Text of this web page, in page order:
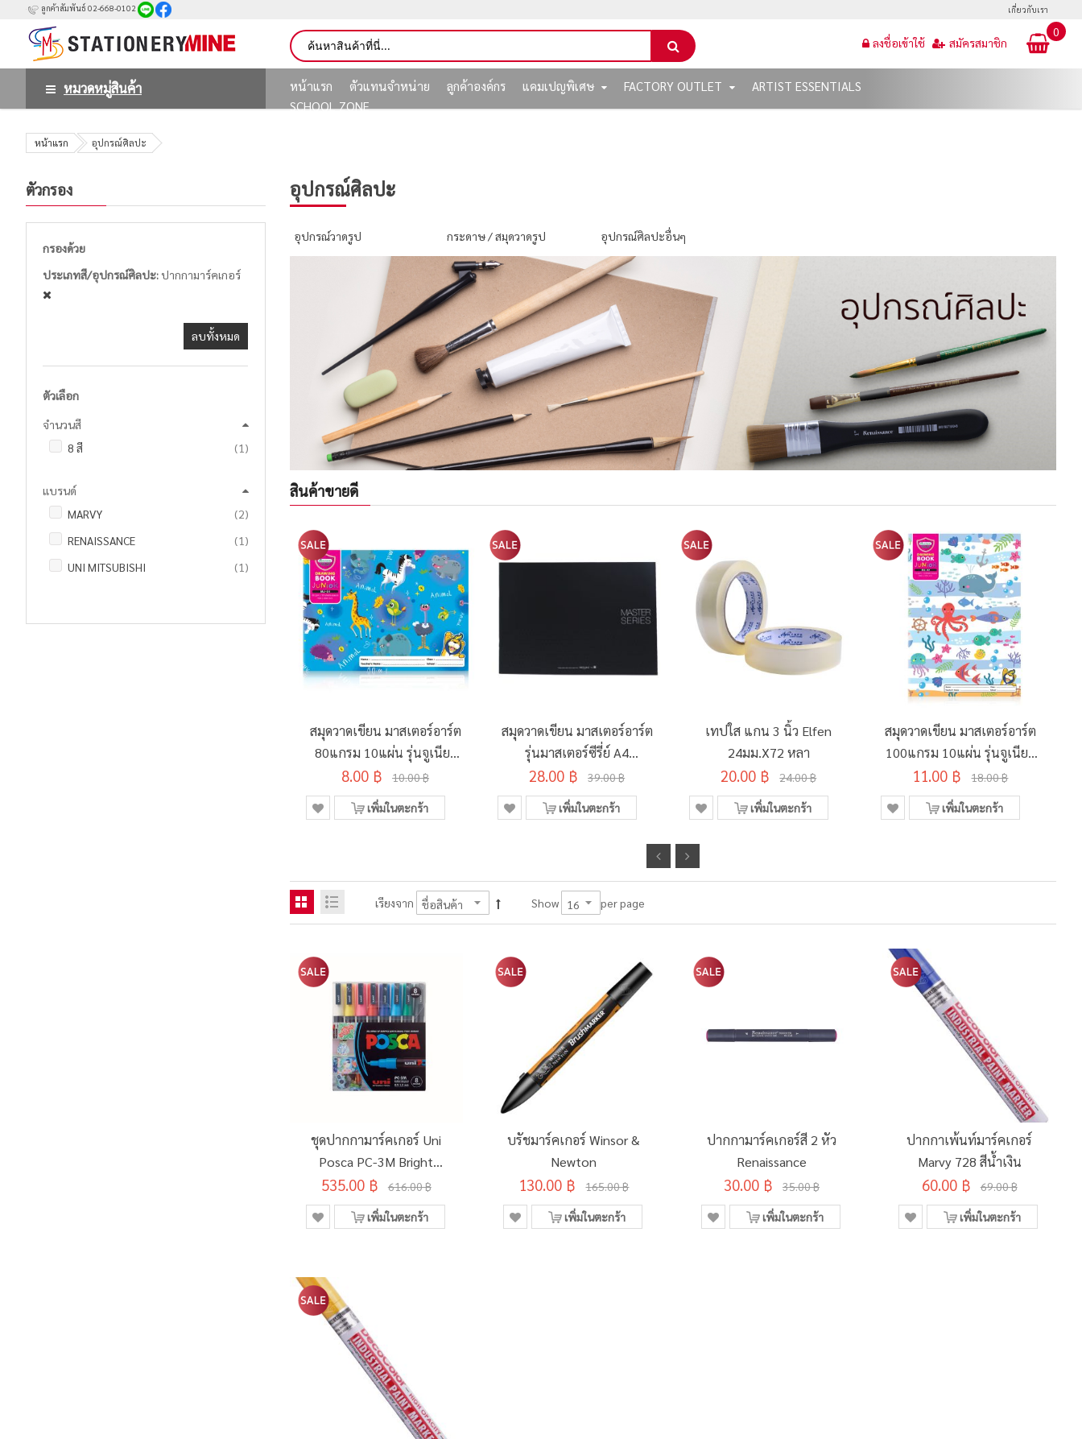
ลูกค้าสัมพันธ์ 02-668-0102 เกี่ยวกับเรา
0
ลงชื่อเข้าใช้ สมัครสมาชิก
หมวดหมู่สินค้า หน้าแรก ตัวแทนจำหน่าย ลูกค้าองค์กร แคมเปญพิเศษ FACTORY OUTLET
ARTIST ESSENTIALS
SCHOOL ZONE
หน้าแรก อุปกรณ์ศิลปะ
อุปกรณ์ศิลปะ
อุปกรณ์วาดรูป กระดาษ / สมุดวาดรูป อุปกรณ์ศิลปะอื่นๆ
สินค้าขายดี
สมุดวาดเขียน มาสเตอร์อาร์ต
80แกรม 10แผ่น รุ่นจูเนียร์
MJ-01 คละลาย 190x260มม.
8.00 ฿ 10.00 ฿
เพิ่มในตะกร้า
สมุดวาดเขียน มาสเตอร์อาร์ต
รุ่นมาสเตอร์ซีรี่ย์ A4
100แกรม 14แผ่น
28.00 ฿ 39.00 ฿
เพิ่มในตะกร้า
เทปใส แกน 3 นิ้ว Elfen
24มม.x72 หลา
20.00 ฿ 24.00 ฿
เพิ่มในตะกร้า
สมุดวาดเขียน มาสเตอร์อาร์ต
100แกรม 10แผ่น รุ่นจูเนียร์
MJ-02 คละลาย 260x375มม.
11.00 ฿ 18.00 ฿
เพิ่มในตะกร้า
เรียงจาก Show per page
ชุดปากกามาร์คเกอร์ Uni
Posca PC-3M Bright
Color 8 สี (อินเตอร์)
535.00 ฿ 616.00 ฿
เพิ่มในตะกร้า
บรัชมาร์คเกอร์ Winsor &
Newton
130.00 ฿ 165.00 ฿
เพิ่มในตะกร้า
ปากกามาร์คเกอร์สี 2 หัว
Renaissance
30.00 ฿ 35.00 ฿
เพิ่มในตะกร้า
ปากกาเพ้นท์มาร์คเกอร์
Marvy 728 สีน้ำเงิน
60.00 ฿ 69.00 ฿
เพิ่มในตะกร้า
ตัวกรอง
กรองด้วย
ประเภทสี/อุปกรณ์ศิลปะ ปากกามาร์คเกอร์
ลบทั้งหมด
ตัวเลือก
จำนวนสี
8 สี
1 ชิ้น
แบรนด์
MARVY
2รายการ
RENAISSANCE
1 ชิ้น
UNI MITSUBISHI
1 ชิ้น